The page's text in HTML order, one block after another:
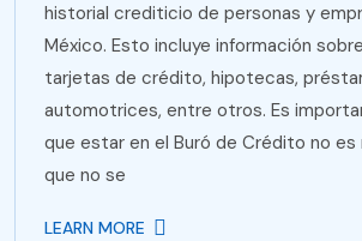
historial crediticio de personas y
México. Esto incluye información
tarjetas de crédito, hipotecas,
automotrices, entre otros. Es
que estar en el Buró de Crédito no es
que no se
LEARN MORE